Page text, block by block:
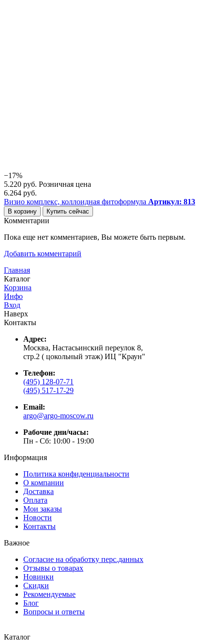
−17%
5.220 руб. Розничная цена
6.264 руб.
Визио комплекс, коллоидная фитоформула Артикул: 813
В корзину Купить сейчас
Комментарии
Пока еще нет комментариев, Вы можете быть первым.
Добавить комментарий
Главная
Каталог
Корзина
Инфо
Вход
Наверх
Контакты
Адрес:
Москва, Настасьинский переулок 8,
стр.2 ( цокольный этаж) ИЦ "Краун"
Телефон:
(495) 128-07-71
(495) 517-17-29
Email:
argo@argo-moscow.ru
Рабочие дни/часы:
Пн - Cб: 10:00 - 19:00
Информация
Политика конфиденциальности
О компании
Доставка
Оплата
Мои заказы
Новости
Контакты
Важное
Согласие на обработку перс.данных
Отзывы о товарах
Новинки
Скидки
Рекомендуемые
Блог
Вопросы и ответы
Каталог